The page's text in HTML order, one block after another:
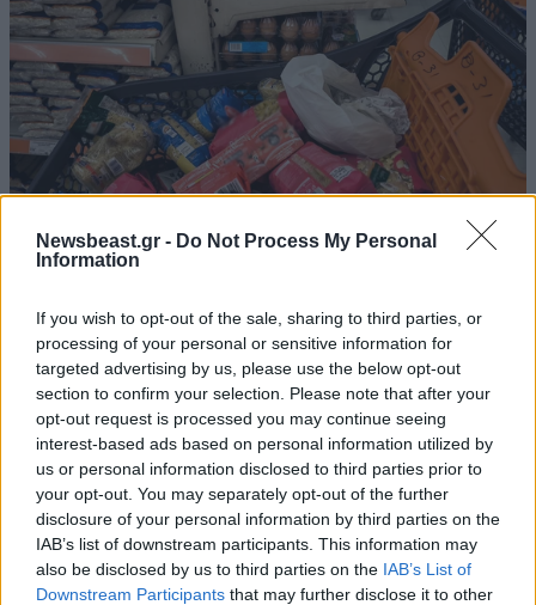
Newsbeast.gr - Do Not Process My Personal
Information
If you wish to opt-out of the sale, sharing to third parties, or
processing of your personal or sensitive information for
targeted advertising by us, please use the below opt-out
section to confirm your selection. Please note that after your
opt-out request is processed you may continue seeing
interest-based ads based on personal information utilized by
us or personal information disclosed to third parties prior to
your opt-out. You may separately opt-out of the further
disclosure of your personal information by third parties on the
IAB’s list of downstream participants. This information may
also be disclosed by us to third parties on the IAB’s List of
Downstream Participants that may further disclose it to other
Φρένο στην ακρίβεια: Πάνω από 900 προϊόντα
μπαίνουν στη «μάχη» του ραφιού